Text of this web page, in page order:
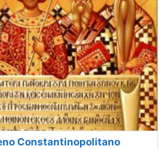
Constantinopolitano